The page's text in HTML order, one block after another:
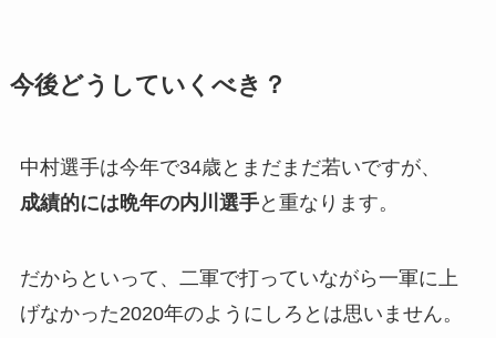
今後どうしていくべき？
中村選手は今年で34歳とまだまだ若いですが、
成績的には晩年の内川選手と重なります。
だからといって、二軍で打っていながら一軍に上
げなかった2020年のようにしろとは思いません。